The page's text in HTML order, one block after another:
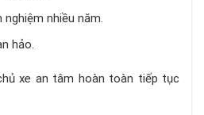
nhiều năm.
hảo.
xe an tâm hoàn toàn tiếp tục